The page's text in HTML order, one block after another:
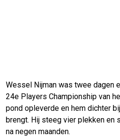
Wessel Nijman was twee dagen
24e Players Championship van
pond opleverde en hem dichter
brengt. Hij steeg vier plekken en
na negen maanden.